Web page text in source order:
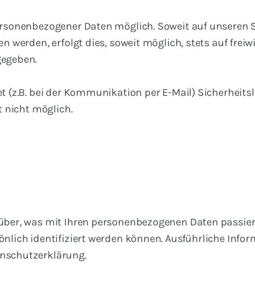
Daten möglich. Soweit auf unseren
werden, erfolgt dies, soweit möglich, stets auf
bei der Kommunikation per E-Mail)
nicht möglich.
was mit Ihren personenbezogenen Daten
identifiziert werden können. Ausführliche